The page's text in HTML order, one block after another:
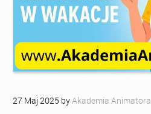
27 Maj 2025 byAkademia Animatora